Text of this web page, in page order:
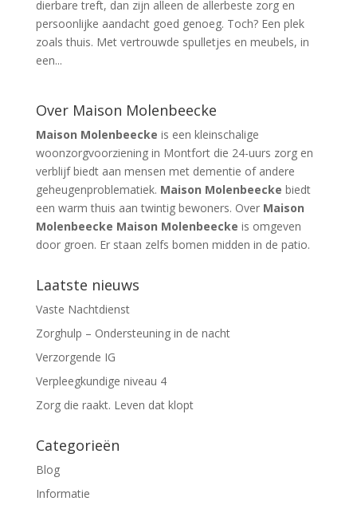
dierbare treft, dan zijn alleen de allerbeste zorg en
persoonlijke aandacht goed genoeg. Toch? Een plek
zoals thuis. Met vertrouwde spulletjes en meubels, in
een...
Over Maison Molenbeecke
Maison Molenbeecke is een kleinschalige
woonzorgvoorziening in Montfort die 24-uurs zorg en
verblijf biedt aan mensen met dementie of andere
geheugenproblematiek. Maison Molenbeecke biedt
een warm thuis aan twintig bewoners. Over Maison
Molenbeecke Maison Molenbeecke is omgeven
door groen. Er staan zelfs bomen midden in de patio.
Laatste nieuws
Vaste Nachtdienst
Zorghulp – Ondersteuning in de nacht
Verzorgende IG
Verpleegkundige niveau 4
Zorg die raakt. Leven dat klopt
Categorieën
Blog
Informatie